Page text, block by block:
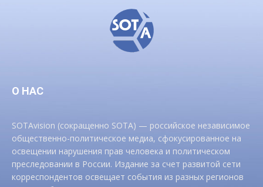
О НАС
SOTAvision (сокращенно SOTA) — российское независимое
общественно-политическое медиа, сфокусированное на
освещении нарушения прав человека и политическом
преследовании в России. Издание за счет развитой сети
корреспондентов освещает события из разных регионов